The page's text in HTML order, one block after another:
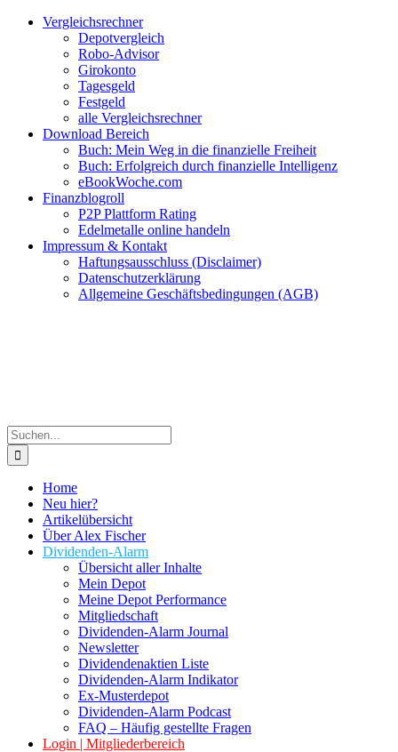
Zum
Facebook
Twitter
Instagram
Pinterest
YouTubeVergleichsrechner
Depotvergleich
Robo-Advisor
Girokonto
Tagesgeld
Festgeld
alle Vergleichsrechner
Download Bereich
Buch: Mein Weg in die finanzielle Freiheit
Buch: Erfolgreich durch finanzielle Intelligenz
eBookWoche.com
Finanzblogroll
P2P Plattform Rating
Edelmetalle online handeln
Impressum & Kontakt
Haftungsausschluss (Disclaimer)
Datenschutzerklärung
Allgemeine Geschäftsbedingungen (AGB)
Suche
nach:
Home
Neu hier?
Artikelübersicht
Über Alex Fischer
Dividenden-Alarm
Übersicht aller Inhalte
Mein Depot
Meine Depot Performance
Mitgliedschaft
Dividenden-Alarm Journal
Newsletter
Dividendenaktien Liste
Dividenden-Alarm Indikator
Ex-Musterdepot
Dividenden-Alarm Podcast
FAQ – Häufig gestellte Fragen
Login | Mitgliederbereich